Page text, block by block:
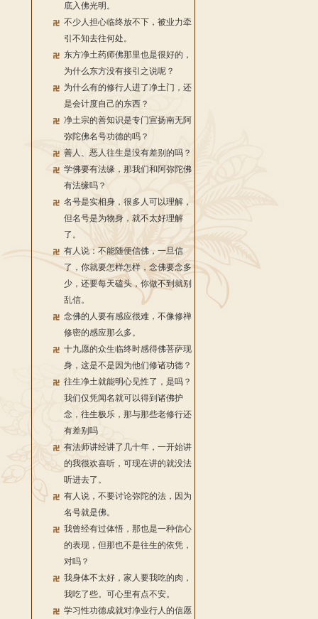
底入佛光明。
不少人担心临终放不下，被业力牵
引不知去往何处。
东方净土药师佛那里也是很好的，
为什么东方没有接引之说呢？
为什么有的修行人进了净土门，还
是会计度自己的东西？
净土宗的善知识是专门宣扬南无阿
弥陀佛名号功德的吗？
善人、恶人往生是没有差别的吗？
学佛要有法缘，那我们和阿弥陀佛
有法缘吗？
名号是实相身，很多人可以理解，
但名号是为物身，就不太好理解
了。
有人说：不能随便信佛，一旦信
了，你就要怎样怎样，念佛要念多
少，还要每天磕头，你做不到就别
乱信。
念佛的人要有感应很难，不像修禅
修密的感应那么多。
十九愿的众生临终时感得佛菩萨现
身，这是不是因为他们修诸功德？
往生净土就能明心见性了，是吗？
我们仅凭闻名就可以得到诸佛护
念，往生极乐，那与那些老修行还
有差别吗
有法师讲经讲了几十年，一开始讲
的我很欢喜听，可现在讲的就没法
听进去了。
有人说，不要讨论弥陀的法，因为
名号就是佛。
我曾经有过体悟，那也是一种信心
的表现，但那也不是往生的依凭，
对吗？
我身体不太好，家人要我吃的肉，
我吃了些。可心里有点不安。
学习性功德成就对净业行人的信愿